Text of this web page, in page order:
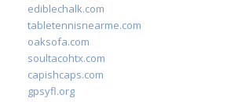
ediblechalk.com
tabletennisnearme.com
oaksofa.com
soultacohtx.com
capishcaps.com
gpsyfl.org